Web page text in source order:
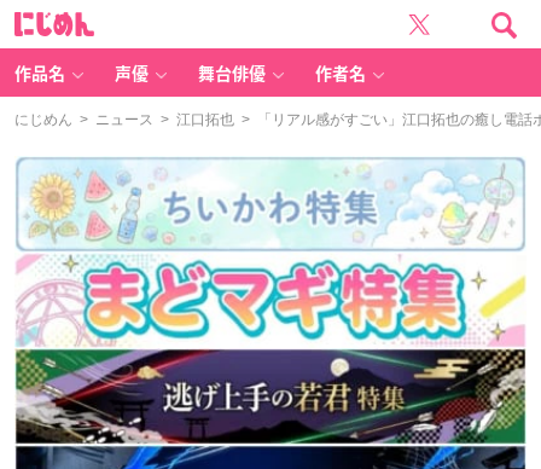
作品名 声優 舞台俳優 作者名
にじめん > ニュース > 江口拓也 > 「リアル感がすごい」江口拓也の癒し電話